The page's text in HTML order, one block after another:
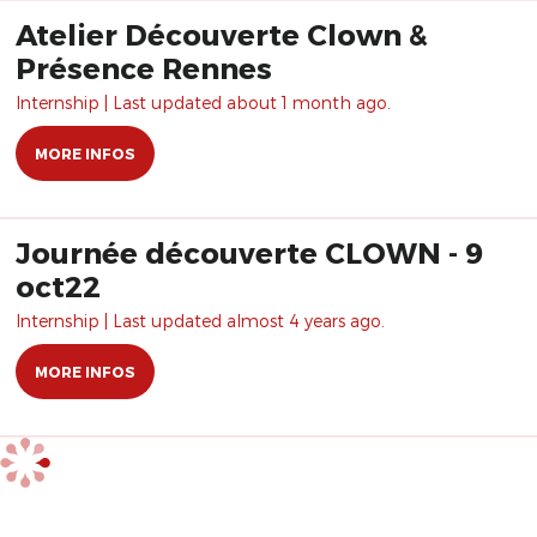
Atelier Découverte Clown &
Présence Rennes
Internship | Last updated about 1 month ago.
MORE INFOS
Journée découverte CLOWN - 9
oct22
Internship | Last updated almost 4 years ago.
MORE INFOS